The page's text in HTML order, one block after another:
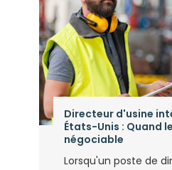
Directeur d'usine
États-Unis : Quand
négociable
Lorsqu'un poste de